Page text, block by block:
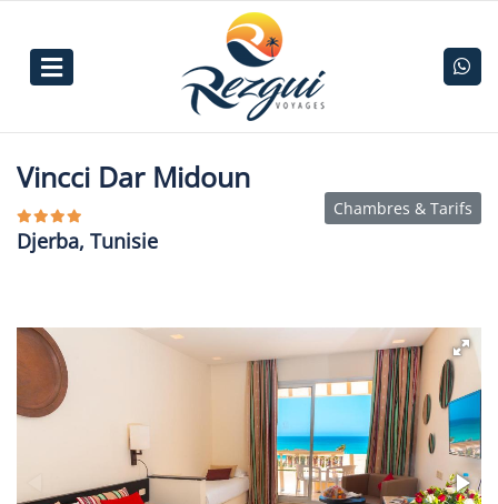
Vincci Dar Midoun
Djerba, Tunisie
Chambres & Tarifs